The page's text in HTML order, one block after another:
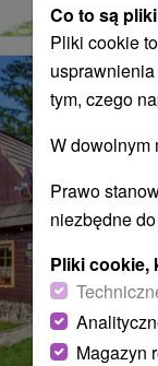
Co to są
Pliki cookie
tym, czego
W dowolnym
Prawo
niezbędne
Pliki cookie,
Magazyn